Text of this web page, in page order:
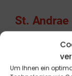
Um Ihnen ein
St.